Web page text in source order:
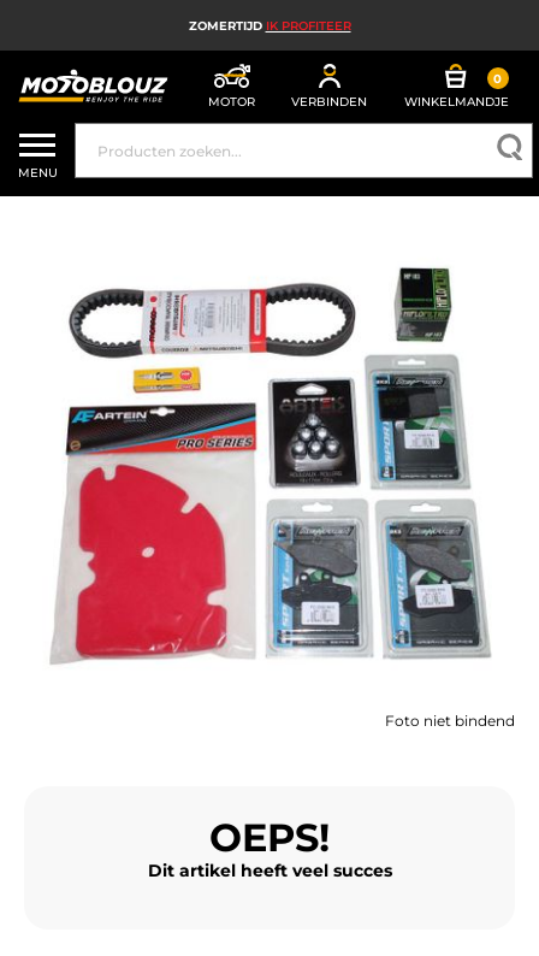
ZOMERTIJD IK PROFITEER
MOTOR VERBINDEN
0
WINKELMANDJE
MOTORHELM
MOTORUITRUSTING HEREN
MX, ENDURO EN TRAIL
HIGH TECH MOTORFIETS
MOTORAIRBAG
MOTORONDERDELEN EN GEREEDSCHAP
MOTORACCESSOIRES
BAGAGE
SPORTKLEDING
MENU
Foto niet bindend
OEPS!
Dit artikel heeft veel succes